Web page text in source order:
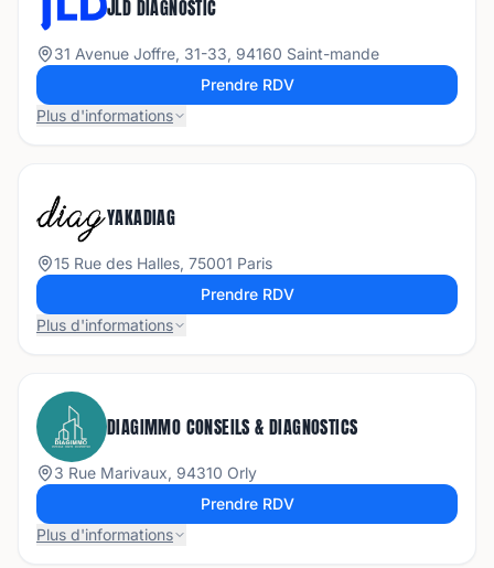
JLD DIAGNOSTIC
31 Avenue Joffre, 31-33, 94160 Saint-mande
Prendre RDV
Plus d'informations
YAKADIAG
15 Rue des Halles, 75001 Paris
Prendre RDV
Plus d'informations
DIAGIMMO CONSEILS & DIAGNOSTICS
3 Rue Marivaux, 94310 Orly
Prendre RDV
Plus d'informations